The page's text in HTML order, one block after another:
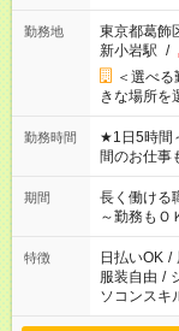
勤務地
東京都葛飾
新小岩駅 /
＜選べ
きな場所を
勤務時間
★1日5時間
間のお仕事
庭の都合で
週最低15時
期間
長く働ける
～勤務もＯ
特徴 日払いOK /
服装自由 /
ソコンスキ